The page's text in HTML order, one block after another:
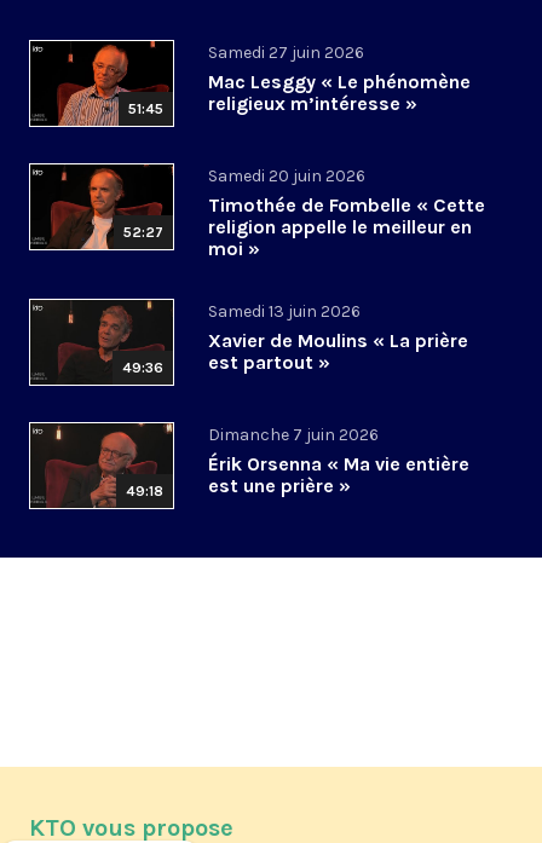
51:45
Samedi 27 juin 2026
Mac Lesggy « Le phénomène
religieux m’intéresse »
52:27
Samedi 20 juin 2026
Timothée de Fombelle « Cette
religion appelle le meilleur en
moi »
49:36
Samedi 13 juin 2026
Xavier de Moulins « La prière
est partout »
49:18
Dimanche 7 juin 2026
Érik Orsenna « Ma vie entière
est une prière »
KTO vous propose